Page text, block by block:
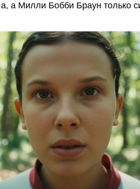
а Милли Бобби Браун только